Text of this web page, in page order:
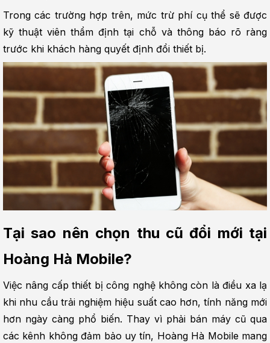
Trong các trường hợp trên, mức trừ phí cụ thể sẽ được
kỹ thuật viên thẩm định tại chỗ và thông báo rõ ràng
trước khi khách hàng quyết định đổi thiết bị.
Tại sao nên chọn thu cũ đổi mới tại
Hoàng Hà Mobile?
Việc nâng cấp thiết bị công nghệ không còn là điều xa lạ
khi nhu cầu trải nghiệm hiệu suất cao hơn, tính năng mới
hơn ngày càng phổ biến. Thay vì phải bán máy cũ qua
các kênh không đảm bảo uy tín, Hoàng Hà Mobile mang